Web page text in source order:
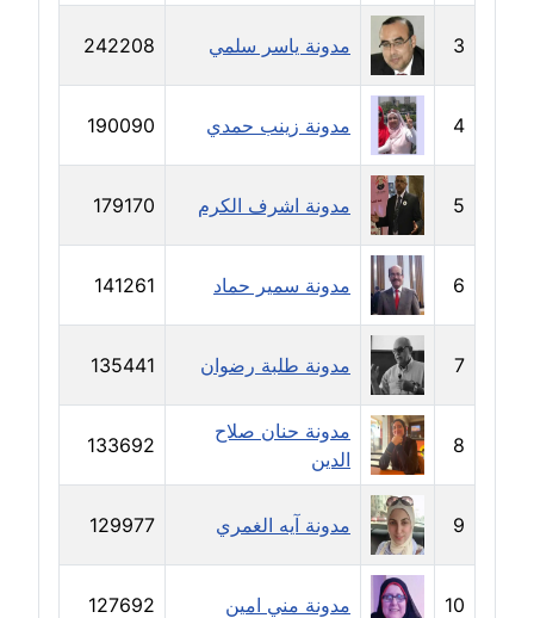
مدونة شيماء حسني
عاملة
مدونة شيماء عبد المقصود
مدونة شيماء عصام
عاملة
مدونة شيماء عمارة
عاملة
مدونة شيماء مكى
عاملة
مدونة صفا غنيم
مدونة صفاء فوزي
3 مدونة ياسر سلمي 242208
4 مدونة زينب حمدي 190090
5 مدونة اشرف الكرم 179170
6 مدونة سمير حماد 141261
7 مدونة طلبة رضوان 135441
8
مدونة حنان صلاح
الدين
133692
9 مدونة آيه الغمري 129977
10 مدونة مني امين 127692